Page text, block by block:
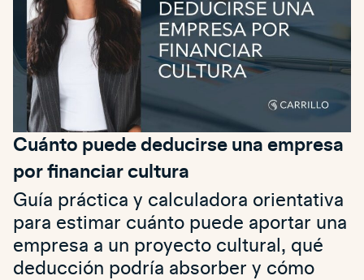
Cuánto puede deducirse una empresa
por financiar cultura
Guía práctica y calculadora orientativa
para estimar cuánto puede aportar una
empresa a un proyecto cultural, qué
deducción podría absorber y cómo